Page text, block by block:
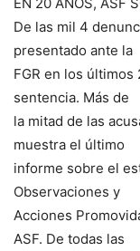
De las mil 4
presentado ante la
FGR en los
sentencia. Más de
la mitad de las
muestra el último
informe sobre el
Observaciones y
Acciones
ASF. De todas las